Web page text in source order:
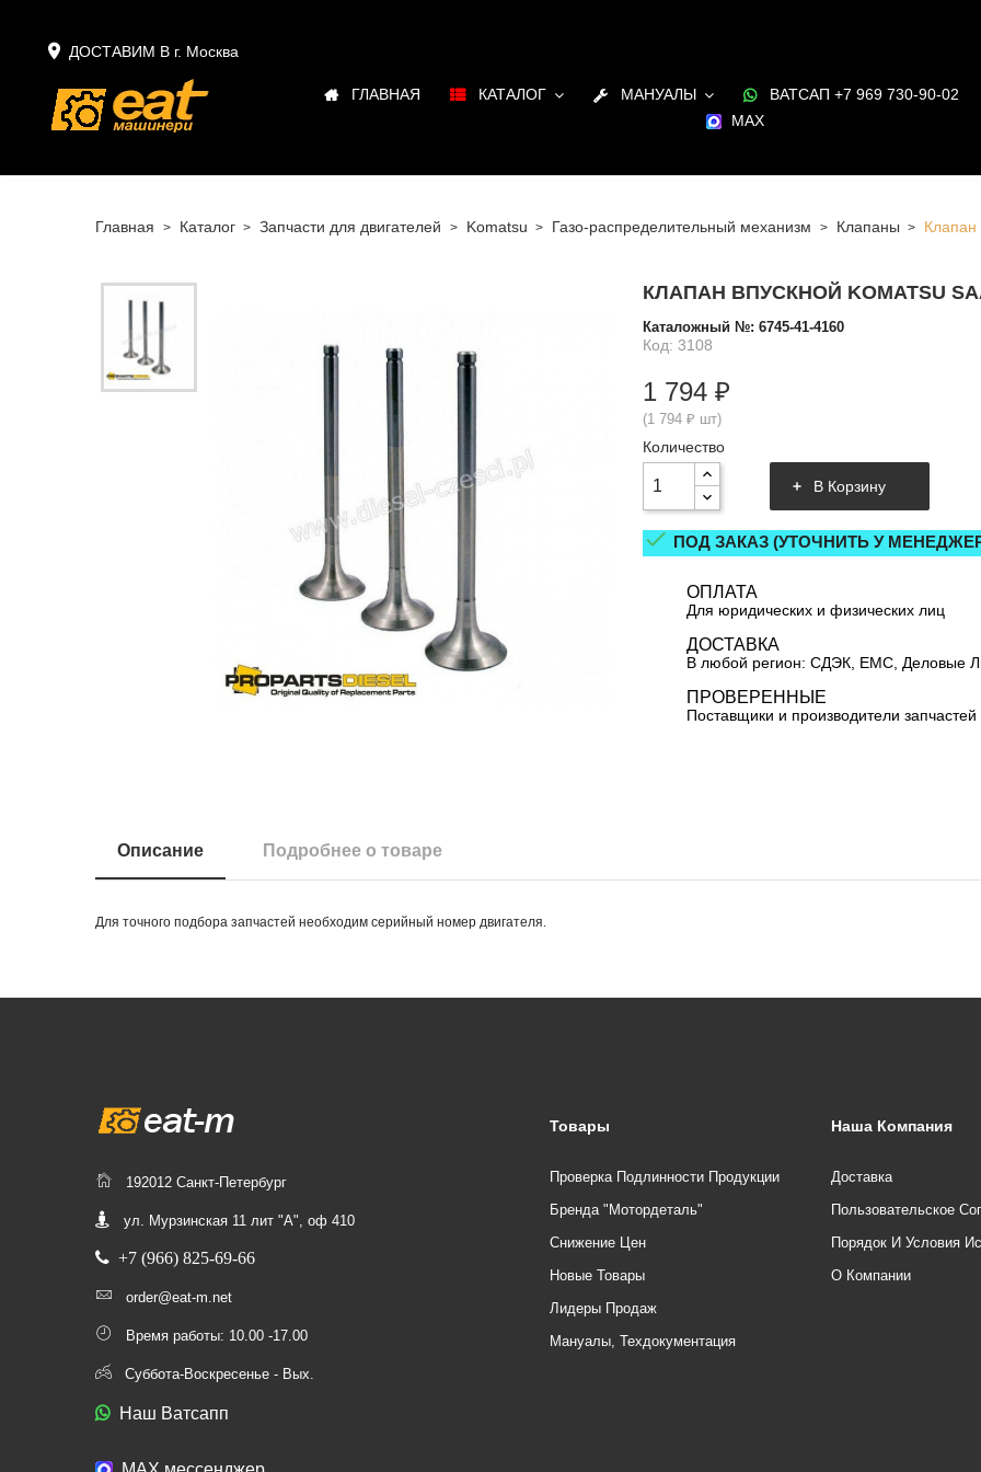
 ДОСТАВИМ В г. Москва
ГЛАВНАЯ КАТАЛОГ МАНУАЛЫ ВАТСАП +7 969 730-90-02
MAX
Главная Каталог Запчасти для двигателей Komatsu Газо-распределительный механизм Клапаны Клапан
КЛАПАН ВПУСКНОЙ KOMATSU
Каталожный №: 6745-41-4160
Код: 3108
1 794 ₽
(1 794 ₽ шт)
Количество
В Корзину
 ПОД ЗАКАЗ (УТОЧНИТЬ У
ОПЛАТА
Для юридических и физических лиц
ДОСТАВКА
В любой регион: СДЭК, ЕМС, Деловые
ПРОВЕРЕННЫЕ
Поставщики и производители запчастей
Описание Подробнее о товаре
Для точного подбора запчастей необходим серийный номер двигателя.
192012 Санкт-Петербург
ул. Мурзинская 11 лит "А", оф 410
+7 (966) 825-69-66
order@eat-m.net
Время работы: 10.00 -17.00
Суббота-Воскресенье - Вых.
Наш Ватсапп
Товары
Проверка Подлинности Продукции
Бренда "Мотордеталь"
Снижение Цен
Новые Товары
Лидеры Продаж
Мануалы, Техдокументация
Наша Компания
Доставка
Пользовательское
Порядок И Условия
О Компании